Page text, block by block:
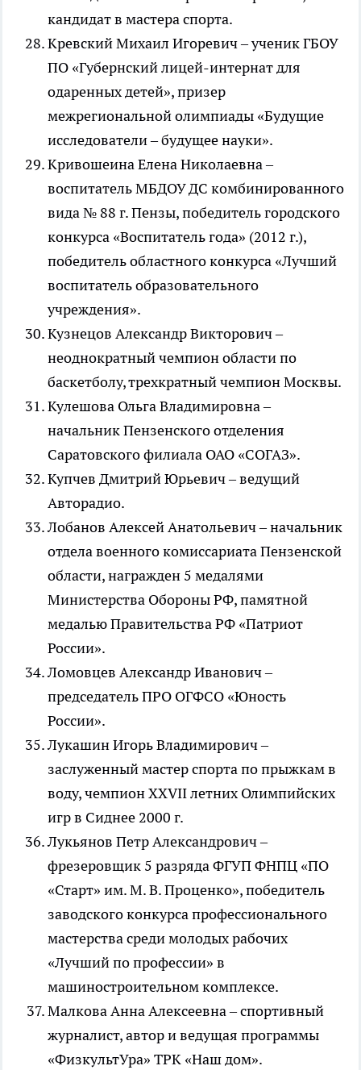
кандидат в мастера спорта.
Кревский Михаил Игоревич – ученик ГБОУ
ПО «Губернский лицей-интернат для
одаренных детей», призер
межрегиональной олимпиады «Будущие
исследователи – будущее науки».
Кривошеина Елена Николаевна –
воспитатель МБДОУ ДС комбинированного
вида № 88 г. Пензы, победитель городского
конкурса «Воспитатель года» (2012 г.),
победитель областного конкурса «Лучший
воспитатель образовательного
учреждения».
Кузнецов Александр Викторович –
неоднократный чемпион области по
баскетболу, трехкратный чемпион Москвы.
Кулешова Ольга Владимировна –
начальник Пензенского отделения
Саратовского филиала ОАО «СОГАЗ».
Купчев Дмитрий Юрьевич – ведущий
Авторадио.
Лобанов Алексей Анатольевич – начальник
отдела военного комиссариата Пензенской
области, награжден 5 медалями
Министерства Обороны РФ, памятной
медалью Правительства РФ «Патриот
России».
Ломовцев Александр Иванович –
председатель ПРО ОГФСО «Юность
России».
Лукашин Игорь Владимирович –
заслуженный мастер спорта по прыжкам в
воду, чемпионXXVIIлетних Олимпийских
игр в Сиднее 2000 г.
Лукьянов Петр Александрович –
фрезеровщик 5 разряда ФГУП ФНПЦ «ПО
«Старт» им. М. В. Проценко», победитель
заводского конкурса профессионального
мастерства среди молодых рабочих
«Лучший по профессии» в
машиностроительном комплексе.
Малкова Анна Алексеевна – спортивный
журналист, автор и ведущая программы
«ФизкультУра» ТРК «Наш дом».